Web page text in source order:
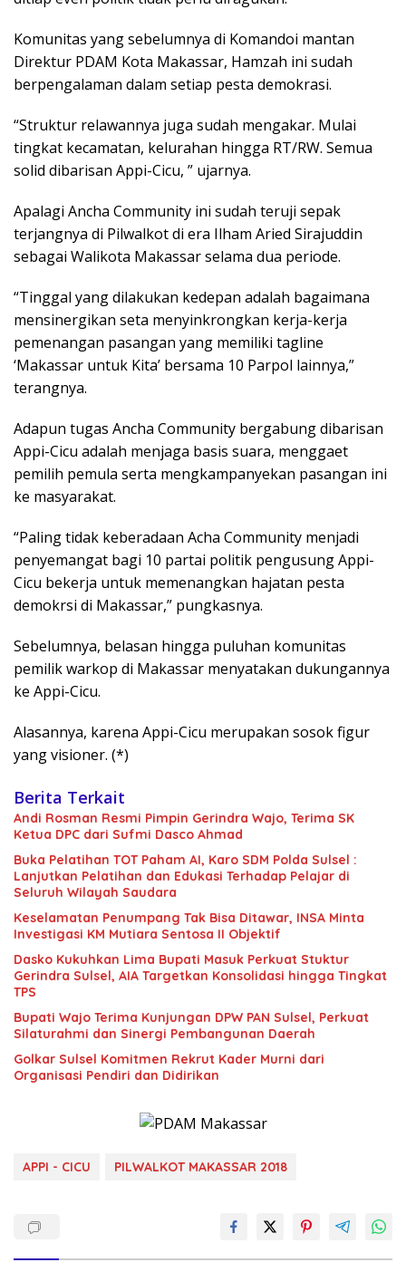
Komunitas yang sebelumnya di Komandoi mantan
Direktur PDAM Kota Makassar, Hamzah ini sudah
berpengalaman dalam setiap pesta demokrasi.
“Struktur relawannya juga sudah mengakar. Mulai
tingkat kecamatan, kelurahan hingga RT/RW. Semua
solid dibarisan Appi-Cicu, ” ujarnya.
Apalagi Ancha Community ini sudah teruji sepak
terjangnya di Pilwalkot di era Ilham Aried Sirajuddin
sebagai Walikota Makassar selama dua periode.
“Tinggal yang dilakukan kedepan adalah bagaimana
mensinergikan seta menyinkrongkan kerja-kerja
pemenangan pasangan yang memiliki tagline
‘Makassar untuk Kita’ bersama 10 Parpol lainnya,”
terangnya.
Adapun tugas Ancha Community bergabung dibarisan
Appi-Cicu adalah menjaga basis suara, menggaet
pemilih pemula serta mengkampanyekan pasangan ini
ke masyarakat.
“Paling tidak keberadaan Acha Community menjadi
penyemangat bagi 10 partai politik pengusung Appi-
Cicu bekerja untuk memenangkan hajatan pesta
demokrsi di Makassar,” pungkasnya.
Sebelumnya, belasan hingga puluhan komunitas
pemilik warkop di Makassar menyatakan dukungannya
ke Appi-Cicu.
Alasannya, karena Appi-Cicu merupakan sosok figur
yang visioner. (*)
Berita Terkait
Andi Rosman Resmi Pimpin Gerindra Wajo, Terima SK
Ketua DPC dari Sufmi Dasco Ahmad
Buka Pelatihan TOT Paham AI, Karo SDM Polda Sulsel :
Lanjutkan Pelatihan dan Edukasi Terhadap Pelajar di
Seluruh Wilayah Saudara
Keselamatan Penumpang Tak Bisa Ditawar, INSA Minta
Investigasi KM Mutiara Sentosa II Objektif
Dasko Kukuhkan Lima Bupati Masuk Perkuat Stuktur
Gerindra Sulsel, AIA Targetkan Konsolidasi hingga Tingkat
TPS
Bupati Wajo Terima Kunjungan DPW PAN Sulsel, Perkuat
Silaturahmi dan Sinergi Pembangunan Daerah
Golkar Sulsel Komitmen Rekrut Kader Murni dari
Organisasi Pendiri dan Didirikan
APPI - CICU PILWALKOT MAKASSAR 2018